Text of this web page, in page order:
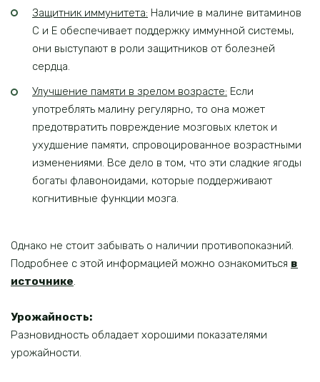
Защитник иммунитета: Наличие в малине витаминов
С и Е обеспечивает поддержку иммунной системы,
они выступают в роли защитников от болезней
сердца.
Улучшение памяти в зрелом возрасте: Если
употреблять малину регулярно, то она может
предотвратить повреждение мозговых клеток и
ухудшение памяти, спровоцированное возрастными
изменениями. Все дело в том, что эти сладкие ягоды
богаты флавоноидами, которые поддерживают
когнитивные функции мозга.
Однако не стоит забывать о наличии противопоказний.
Подробнее с этой информацией можно ознакомиться в
источнике.
Урожайность:
Разновидность обладает хорошими показателями
урожайности.